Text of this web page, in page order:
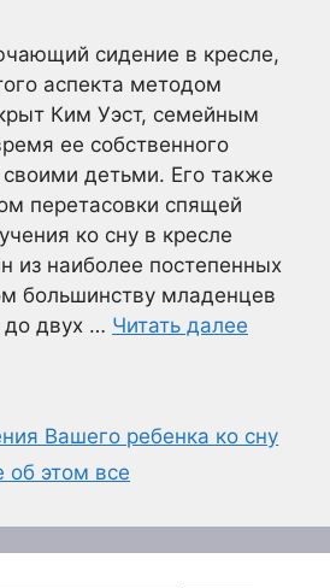
сидение в кресле,
аспекта методом
Ким Уэст, семейным
ее собственного
детьми. Его также
перетасовки спящей
ко сну в кресле
из наиболее постепенных
большинству младенцев
до двух … Читать далее
Вашего ребенка ко сну
об этом все